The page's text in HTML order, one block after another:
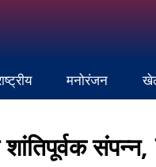
मनोरंजन
शांतिपूर्वक